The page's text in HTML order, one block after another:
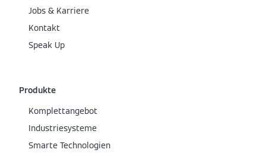
Jobs & Karriere
Kontakt
Speak Up
Produkte
Komplettangebot
Industriesysteme
Smarte Technologien